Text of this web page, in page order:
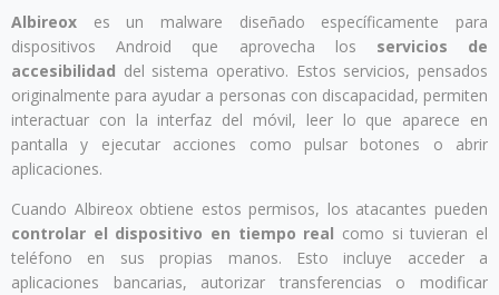
Albireox es un malware diseñado específicamente para
dispositivos Android que aprovecha los servicios de
accesibilidad del sistema operativo. Estos servicios, pensados
originalmente para ayudar a personas con discapacidad, permiten
interactuar con la interfaz del móvil, leer lo que aparece en
pantalla y ejecutar acciones como pulsar botones o abrir
aplicaciones.
Cuando Albireox obtiene estos permisos, los atacantes pueden
controlar el dispositivo en tiempo real como si tuvieran el
teléfono en sus propias manos. Esto incluye acceder a
aplicaciones bancarias, autorizar transferencias o modificar